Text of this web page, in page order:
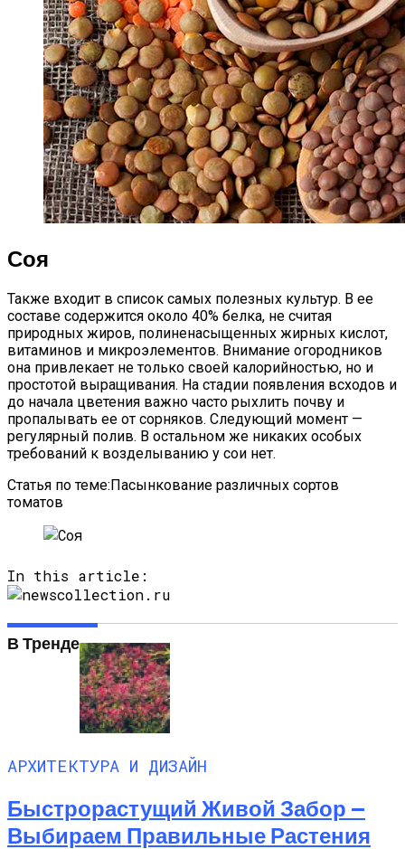
Соя
Также входит в список самых полезных культур. В ее
составе содержится около 40% белка, не считая
природных жиров, полиненасыщенных жирных кислот,
витаминов и микроэлементов. Внимание огородников
она привлекает не только своей калорийностью, но и
простотой выращивания. На стадии появления всходов и
до начала цветения важно часто рыхлить почву и
пропалывать ее от сорняков. Следующий момент —
регулярный полив. В остальном же никаких особых
требований к возделыванию у сои нет.
Статья по теме:Пасынкование различных сортов
томатов
In this article:
В Тренде
АРХИТЕКТУРА И ДИЗАЙН
Быстрорастущий Живой Забор —
Выбираем Правильные Растения